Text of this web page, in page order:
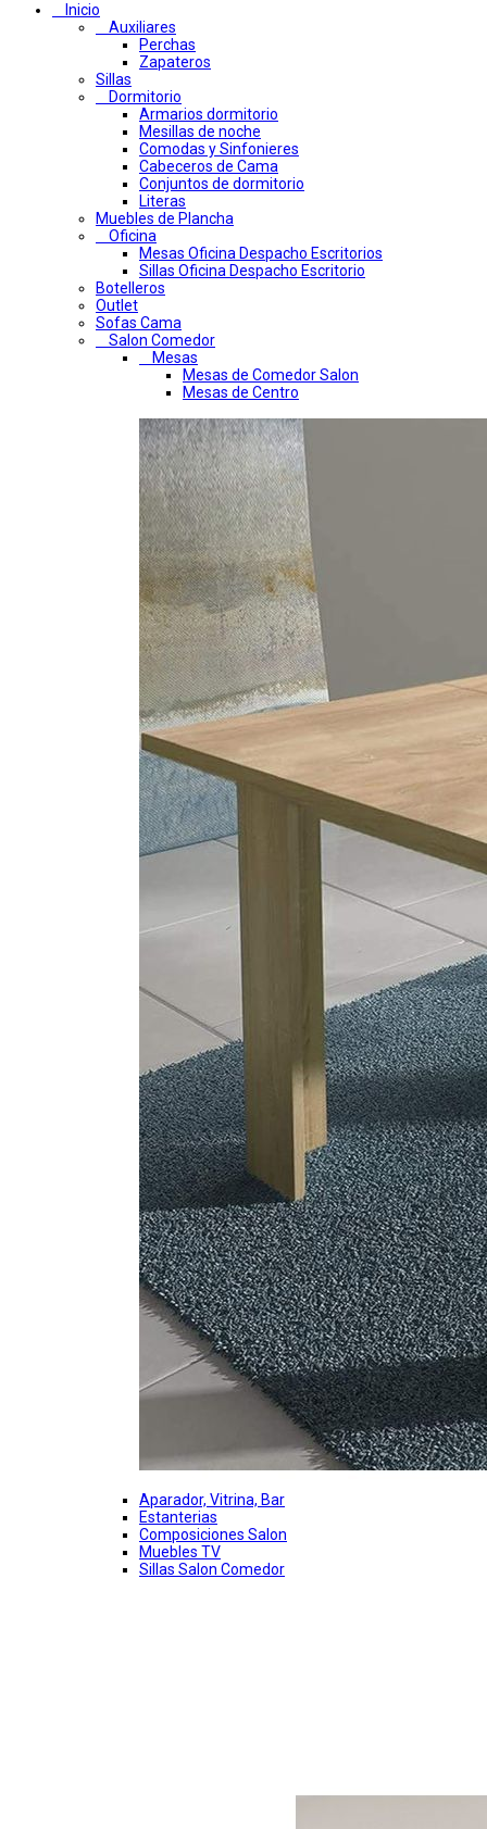
Inicio
Auxiliares
Perchas
Zapateros
Sillas
Dormitorio
Armarios dormitorio
Mesillas de noche
Comodas y Sinfonieres
Cabeceros de Cama
Conjuntos de dormitorio
Literas
Muebles de Plancha
Oficina
Mesas Oficina Despacho Escritorios
Sillas Oficina Despacho Escritorio
Botelleros
Outlet
Sofas Cama
Salon Comedor
Mesas
Mesas de Comedor Salon
Mesas de Centro
Aparador, Vitrina, Bar
Estanterias
Composiciones Salon
Muebles TV
Sillas Salon Comedor